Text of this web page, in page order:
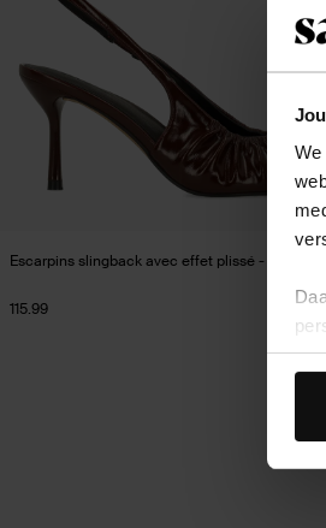
Escarpins slingback avec effet plissé - rouge
115.99